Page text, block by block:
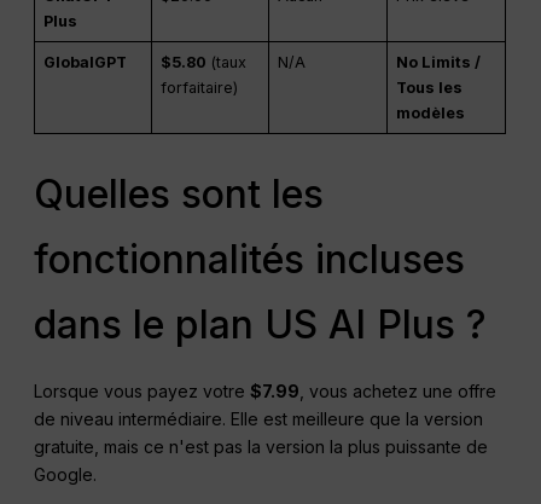
Plus
GlobalGPT $5.80 (taux
forfaitaire)
N/A
No Limits /
Tous les
modèles
Quelles sont les
fonctionnalités incluses
dans le plan US AI Plus ?
Lorsque vous payez votre$7.99 , vous achetez une offre
de niveau intermédiaire. Elle est meilleure que la version
gratuite, mais ce n'est pas la version la plus puissante de
Google.